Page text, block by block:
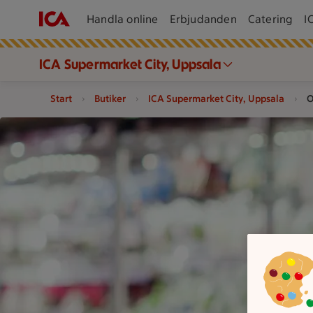
Handla online Erbjudanden Catering
ICA Supermarket City, Uppsala
Start Butiker ICA Supermarket City, Uppsala
En person håller grönsaker framför kyldiskar i en mataffär.